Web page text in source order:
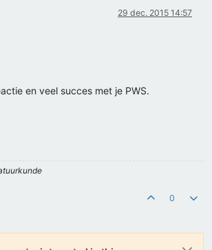
29 dec. 2015 14:57
en veel succes met je PWS.
0